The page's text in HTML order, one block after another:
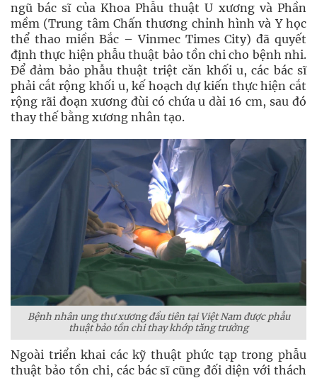
ngũ bác sĩ của Khoa Phẫu thuật U xương và Phần
mềm (Trung tâm Chấn thương chỉnh hình và Y học
thể thao miền Bắc – Vinmec Times City) đã quyết
định thực hiện phẫu thuật bảo tồn chi cho bệnh nhi.
Để đảm bảo phẫu thuật triệt căn khối u, các bác sĩ
phải cắt rộng khối u, kế hoạch dự kiến thực hiện cắt
rộng rãi đoạn xương đùi có chứa u dài 16 cm, sau đó
thay thế bằng xương nhân tạo.
Bệnh nhân ung thư xương đầu tiên tại Việt Nam được phẫu
thuật bảo tồn chi thay khớp tăng trưởng
Ngoài triển khai các kỹ thuật phức tạp trong phẫu
thuật bảo tồn chi, các bác sĩ cũng đối diện với thách